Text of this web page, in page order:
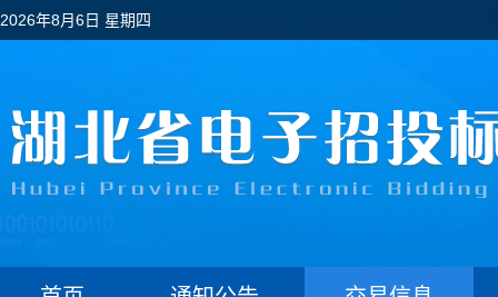
2026年8月6日 星期四